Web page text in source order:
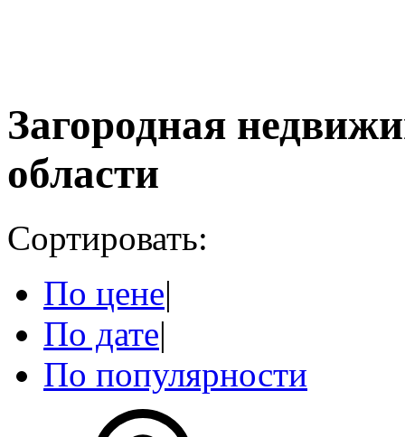
Загородная
области
Сортировать:
По цене|
По дате|
По популярности